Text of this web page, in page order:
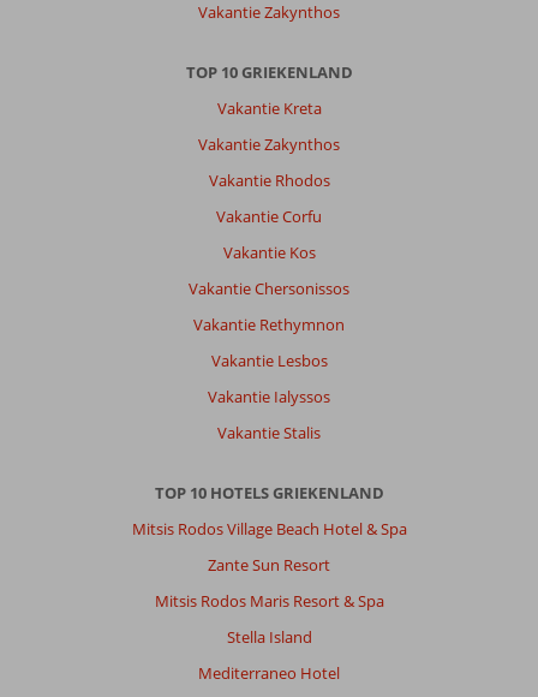
Vakantie Zakynthos
TOP 10 GRIEKENLAND
Vakantie Kreta
Vakantie Zakynthos
Vakantie Rhodos
Vakantie Corfu
Vakantie Kos
Vakantie Chersonissos
Vakantie Rethymnon
Vakantie Lesbos
Vakantie Ialyssos
Vakantie Stalis
TOP 10 HOTELS GRIEKENLAND
Mitsis Rodos Village Beach Hotel & Spa
Zante Sun Resort
Mitsis Rodos Maris Resort & Spa
Stella Island
Mediterraneo Hotel